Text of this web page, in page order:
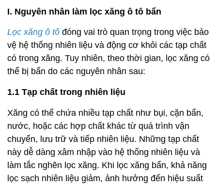
I. Nguyên nhân làm lọc xăng ô tô bẩn
Lọc xăng ô tô đóng vai trò quan trọng trong việc bảo
vệ hệ thống nhiên liệu và động cơ khỏi các tạp chất
có trong xăng. Tuy nhiên, theo thời gian, lọc xăng có
thể bị bẩn do các nguyên nhân sau:
1.1 Tạp chất trong nhiên liệu
Xăng có thể chứa nhiều tạp chất như bụi, cặn bẩn,
nước, hoặc các hợp chất khác từ quá trình vận
chuyển, lưu trữ và tiếp nhiên liệu. Những tạp chất
này dễ dàng xâm nhập vào hệ thống nhiên liệu và
làm tắc nghẽn lọc xăng. Khi lọc xăng bẩn, khả năng
lọc sạch nhiên liệu giảm, ảnh hưởng đến hiệu suất